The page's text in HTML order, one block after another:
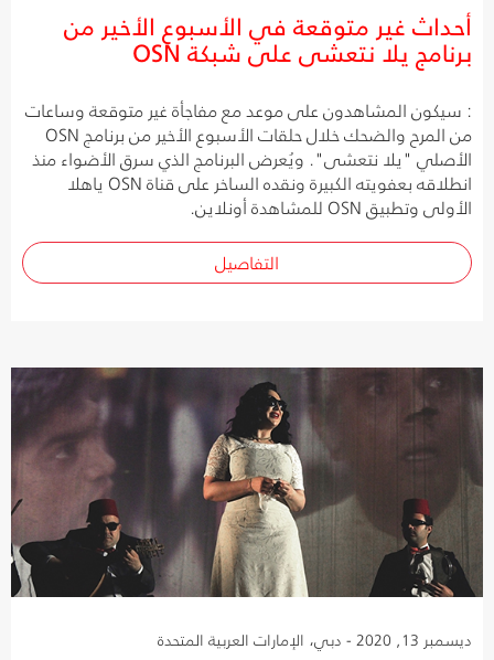
أحداث غير متوقعة في الأسبوع الأخير من
برنامج يلا نتعشى على شبكة OSN
: سيكون المشاهدون على موعد مع مفاجأة غير متوقعة وساعات
من المرح والضحك خلال حلقات الأسبوع الأخير من برنامج OSN
الأصلي "يلا نتعشى". ويُعرض البرنامج الذي سرق الأضواء منذ
انطلاقه بعفويته الكبيرة ونقده الساخر على قناة OSN ياهلا
الأولى وتطبيق OSN للمشاهدة أونلاين.
التفاصيل
ديسمبر 13, 2020 - دبي، الإمارات العربية المتحدة